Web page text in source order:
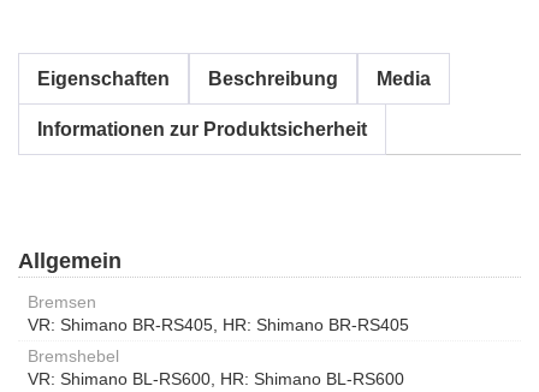
Eigenschaften Beschreibung Media
Informationen zur Produktsicherheit
Allgemein
Bremsen
VR: Shimano BR-RS405, HR: Shimano BR-RS405
Bremshebel
VR: Shimano BL-RS600, HR: Shimano BL-RS600